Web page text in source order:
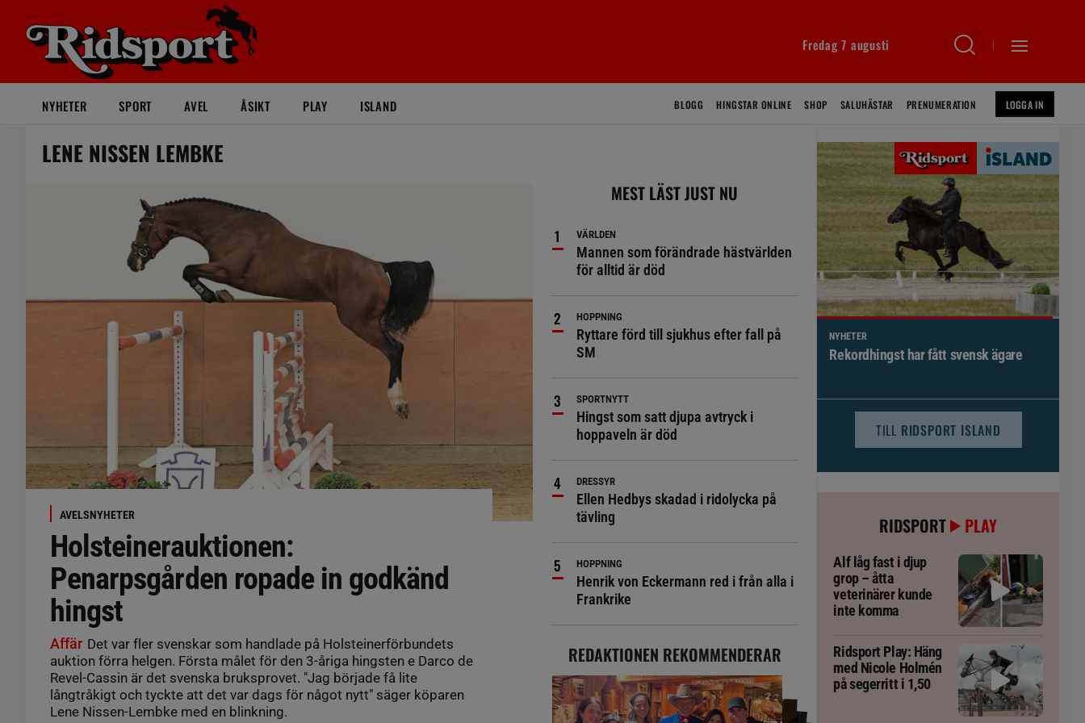
Fredag 7 augusti
NYHETER SPORT AVEL ÅSIKT PLAY ISLAND BLOGG HINGSTAR ONLINE SHOP SALUHÄSTAR PRENUMERATION LOGGA IN
LENE NISSEN LEMBKE
AVELSNYHETER
Holsteinerauktionen:
Penarpsgården ropade in godkänd
hingst
Affär Det var fler svenskar som handlade på Holsteinerförbundets
auktion förra helgen. Första målet för den 3-åriga hingsten e Darco de
Revel-Cassin är det svenska bruksprovet. "Jag började få lite
långtråkigt och tyckte att det var dags för något nytt" säger köparen
Lene Nissen-Lembke med en blinkning.
MEST LÄST JUST NU
VÄRLDEN
Mannen som förändrade hästvärlden
för alltid är död
HOPPNING
Ryttare förd till sjukhus efter fall på
SM
SPORTNYTT
Hingst som satt djupa avtryck i
hoppaveln är död
DRESSYR
Ellen Hedbys skadad i ridolycka på
tävling
HOPPNING
Henrik von Eckermann red i från alla i
Frankrike
REDAKTIONEN REKOMMENDERAR
NYHETER
Brett politiskt stöd för förändringar i
TILL RIDSPORT ISLAND
RIDSPORT PLAY
Alf låg fast i djup
grop – åtta
veterinärer kunde
inte komma
Ridsport Play: Häng
med Nicole Holmén
på segerritt i 1,50